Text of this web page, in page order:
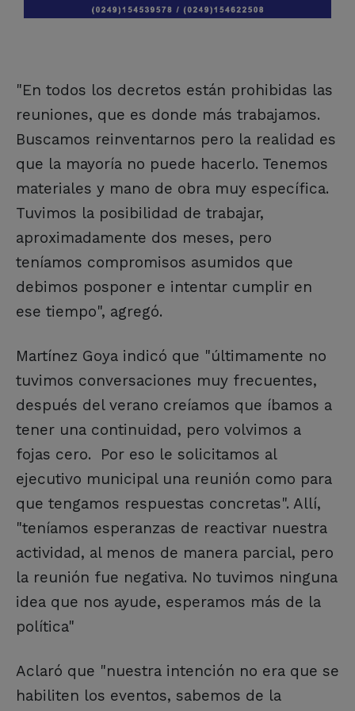
"En todos los decretos están prohibidas las
reuniones, que es donde más trabajamos.
Buscamos reinventarnos pero la realidad es
que la mayoría no puede hacerlo. Tenemos
materiales y mano de obra muy específica.
Tuvimos la posibilidad de trabajar,
aproximadamente dos meses, pero
teníamos compromisos asumidos que
debimos posponer e intentar cumplir en
ese tiempo", agregó.
Martínez Goya indicó que "últimamente no
tuvimos conversaciones muy frecuentes,
después del verano creíamos que íbamos a
tener una continuidad, pero volvimos a
fojas cero. Por eso le solicitamos al
ejecutivo municipal una reunión como para
que tengamos respuestas concretas". Allí,
"teníamos esperanzas de reactivar nuestra
actividad, al menos de manera parcial, pero
la reunión fue negativa. No tuvimos ninguna
idea que nos ayude, esperamos más de la
política"
Aclaró que "nuestra intención no era que se
habiliten los eventos, sabemos de la